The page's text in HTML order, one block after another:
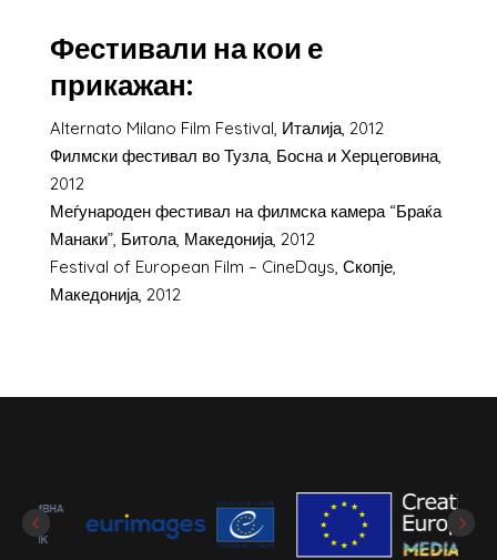
Фестивали на кои е
прикажан:
Alternato Milano Film Festival, Италија, 2012
Филмски фестивал во Тузла, Босна и Херцеговина,
2012
Меѓународен фестивал на филмска камера “Браќа
Манаки”, Битола, Македонија, 2012
Festival of European Film – CineDays, Скопје,
Македонија, 2012